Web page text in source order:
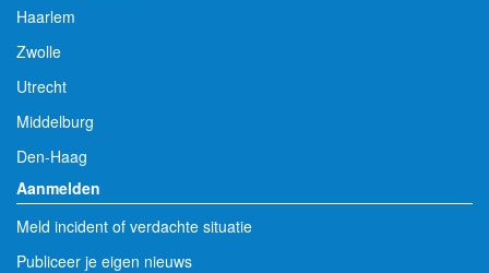
Haarlem
Zwolle
Utrecht
Middelburg
Den-Haag
Aanmelden
Meld incident of verdachte situatie
Publiceer je eigen nieuws